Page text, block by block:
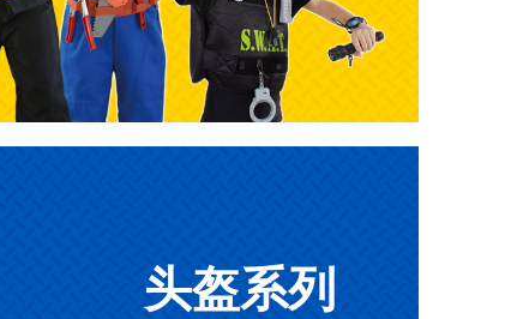
头盔系列